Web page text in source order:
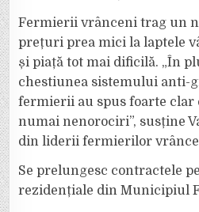
Fermierii vrânceni trag un
prețuri prea mici la laptele
și piață tot mai dificilă. „În
chestiunea sistemului anti-
fermierii au spus foarte clar
numai nenorociri”, susține
din liderii fermierilor
Se prelungesc contractele
rezidențiale din Municipiul